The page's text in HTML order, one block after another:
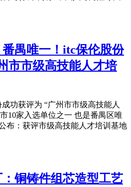
禺唯一！itc保伦股份
市市级高技能人才培
功获评为 “广州市市级高技能人
10家入选单位之一 也是番禺区唯
布：获评市级高技能人才培训基地
铜铸件组芯造型工艺